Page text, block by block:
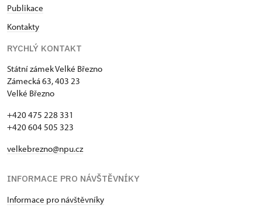
Publikace
Kontakty
RYCHLÝ KONTAKT
Státní zámek Velké Březno
Zámecká 63, 403 23
Velké Březno
+420 475 228 331
+420 604 505 323
velkebrezno@npu.cz
INFORMACE PRO NÁVŠTĚVNÍKY
Informace pro návštěvníky